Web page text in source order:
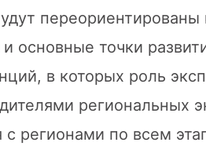
точки
в которых роль
региональных
регионами по всем